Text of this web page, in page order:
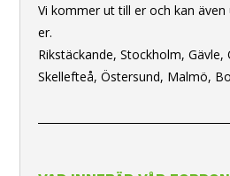
Vi kommer ut till er och kan
er.
Rikstäckande, Stockholm, Gävle,
Skellefteå, Östersund, Malmö,